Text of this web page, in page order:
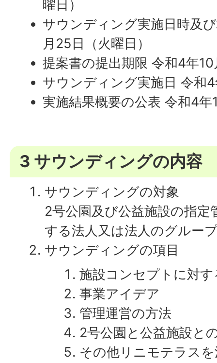
曜日）
サウンディング実施日時及
月25日（火曜日）
提案書の提出期限 令和4年
サウンディング実施日 令和
実施結果概要の公表 令和4年
3 サウンディングの内容
サウンディングの対象
2号公園及び公益施設の指
する法人又は法人のグルー
サウンディングの項目
施設コンセプトに対
事業アイデア
管理運営の方法
2号公園と公益施設と
その他リニモテラス